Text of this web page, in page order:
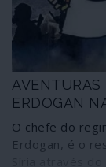
AVENTURAS
ERDOGAN
O chefe do
Erdogan, é o